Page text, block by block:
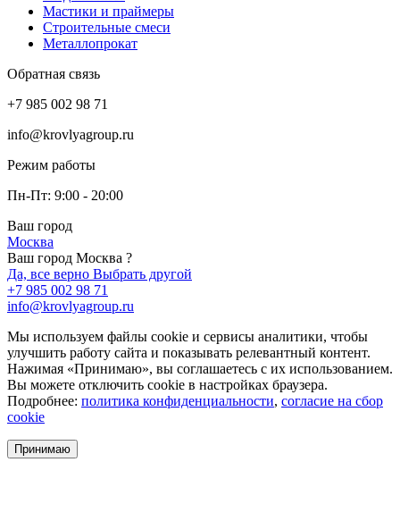
Мастики и праймеры
Строительные смеси
Металлопрокат
Обратная связь
+7 985 002 98 71
info@krovlyagroup.ru
Режим работы
Пн-Пт: 9:00 - 20:00
Ваш город
Москва
Ваш город Москва ?
Да, все верно Выбрать другой
+7 985 002 98 71
info@krovlyagroup.ru
Мы используем файлы cookie и сервисы аналитики, чтобы
улучшить работу сайта и показывать релевантный контент.
Нажимая «Принимаю», вы соглашаетесь с их использованием.
Вы можете отключить cookie в настройках браузера.
Подробнее: политика конфиденциальности, согласие на сбор
cookie
Принимаю